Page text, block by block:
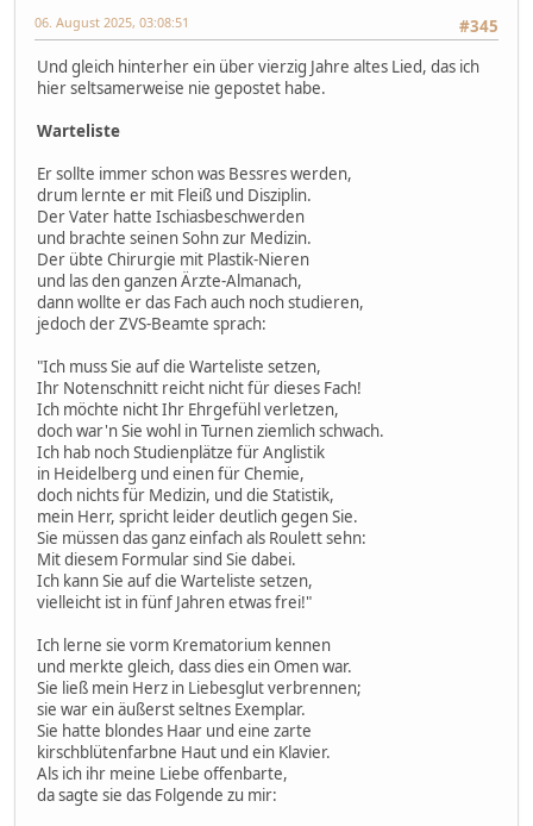
#345
06. August 2025, 03:08:51
Und gleich hinterher ein über vierzig Jahre altes Lied, das ich
hier seltsamerweise nie gepostet habe.
Warteliste
Er sollte immer schon was Bessres werden,
drum lernte er mit Fleiß und Disziplin.
Der Vater hatte Ischiasbeschwerden
und brachte seinen Sohn zur Medizin.
Der übte Chirurgie mit Plastik-Nieren
und las den ganzen Ärzte-Almanach,
dann wollte er das Fach auch noch studieren,
jedoch der ZVS-Beamte sprach:
"Ich muss Sie auf die Warteliste setzen,
Ihr Notenschnitt reicht nicht für dieses Fach!
Ich möchte nicht Ihr Ehrgefühl verletzen,
doch war'n Sie wohl in Turnen ziemlich schwach.
Ich hab noch Studienplätze für Anglistik
in Heidelberg und einen für Chemie,
doch nichts für Medizin, und die Statistik,
mein Herr, spricht leider deutlich gegen Sie.
Sie müssen das ganz einfach als Roulett sehn:
Mit diesem Formular sind Sie dabei.
Ich kann Sie auf die Warteliste setzen,
vielleicht ist in fünf Jahren etwas frei!"
Ich lerne sie vorm Krematorium kennen
und merkte gleich, dass dies ein Omen war.
Sie ließ mein Herz in Liebesglut verbrennen;
sie war ein äußerst seltnes Exemplar.
Sie hatte blondes Haar und eine zarte
kirschblütenfarbne Haut und ein Klavier.
Als ich ihr meine Liebe offenbarte,
da sagte sie das Folgende zu mir: